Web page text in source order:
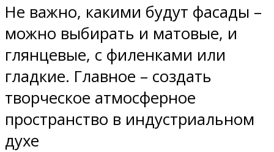
Не важно, какими будут фасады –
можно выбирать и матовые, и
глянцевые, с филенками или
гладкие. Главное – создать
творческое атмосферное
пространство в индустриальном
духе